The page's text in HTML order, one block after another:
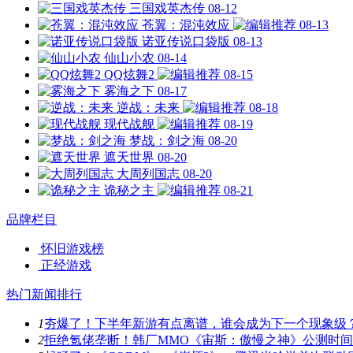
三国戏英杰传 08-12
苍翼：混沌效应
08-13
诺亚传说口袋版 08-13
仙山小农 08-14
QQ炫舞2
08-15
雾海之下 08-17
逆战：未来
08-18
现代战舰
08-19
梦战：剑之海 08-20
遮天世界 08-20
大周列国志 08-20
诡秘之主
08-21
品牌栏目
怀旧游戏榜
正经游戏
热门新闻排行
1夯爆了！下半年新游有点离谱，谁会成为下一个现象级
2拒绝氪佬垄断！韩厂MMO《宙斯：傲慢之神》公测时间